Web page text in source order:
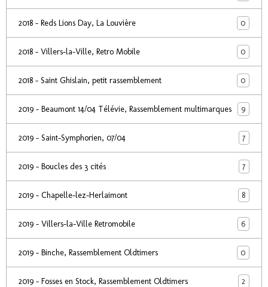
2018 - Reds Lions Day, La Louvière 0
2018 - Villers-la-Ville, Retro Mobile 0
2018 - Saint Ghislain, petit rassemblement 0
2019 - Beaumont 14/04 Télévie, Rassemblement multimarques 9
2019 - Saint-Symphorien, 07/04 7
2019 - Boucles des 3 cités 7
2019 - Chapelle-lez-Herlaimont 8
2019 - Villers-la-Ville Retromobile 6
2019 - Binche, Rassemblement Oldtimers 0
2019 - Fosses en Stock, Rassemblement Oldtimers 2